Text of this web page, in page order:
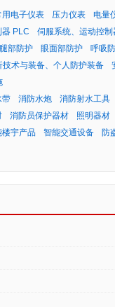
用电子仪表 压力仪表
电量
PLC
伺服系统、运动控
部防护 眼面部防护
呼吸
术与装备、个人防护装备
带 消防水炮
消防射水工具
消防员保护器材
照明器材
楼宇产品 智能交通设备 防